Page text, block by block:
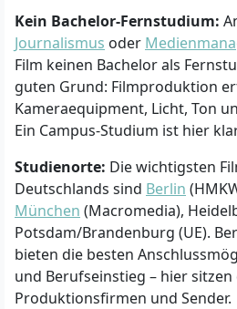
Kein Bachelor-Fernstudium:
Journalismus oder
Film keinen Bachelor als
guten Grund: Filmproduktion
Kameraequipment, Licht, Ton
Ein Campus-Studium ist hier
Studienorte: Die wichtigsten
Deutschlands sind Berlin
München (Macromedia),
Potsdam/Brandenburg (UE).
bieten die besten
und Berufseinstieg – hier
Produktionsfirmen und Sender.